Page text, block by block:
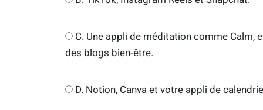
C. Une appli de méditation comme Calm,
des blogs bien-être.
D. Notion, Canva et votre appli de